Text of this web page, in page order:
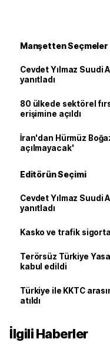
Manşetten Seçmeler
Cevdet Yılmaz Suudi
yanıtladı
80 ülkede sektörel
erişimine açıldı
İran'dan Hürmüz
açılmayacak'
Editörün Seçimi
Cevdet Yılmaz Suudi
yanıtladı
Kasko ve trafik
Terörsüz Türkiye
kabul edildi
Türkiye ile KKTC
atıldı
İlgili Haberler